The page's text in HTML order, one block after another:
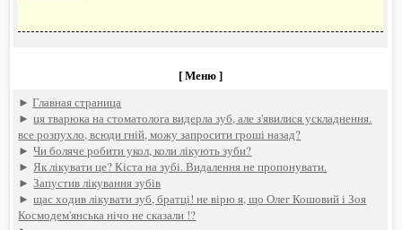
[ Меню ]
►Главная страница
►ця тварюка на стоматолога видерла зуб, але з'явилися ускладнення.
все розпухло, всюди гній, можу запросити гроші назад?
►Чи боляче робити укол, коли лікують зуби?
►Як лікувати це? Кіста на зубі. Видалення не пропонувати.
►Запустив лікування зубів
►щас ходив лікувати зуб, братці! не вірю я, що Олег Кошовий і Зоя
Космодем'янська нічо не сказали !?